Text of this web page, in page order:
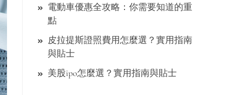
電動車優惠全攻略：你需要知道的重
點
皮拉提斯證照費用怎麼選？實用指南
與貼士
美股ipo怎麼選？實用指南與貼士